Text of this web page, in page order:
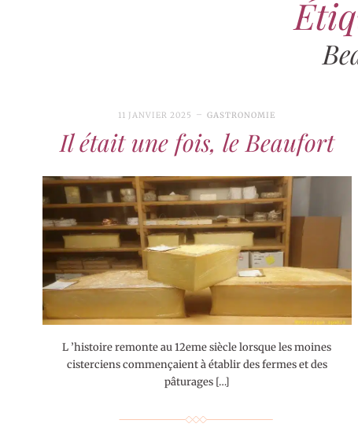
11 JANVIER 2025 GASTRONOMIE
Il était une fois, le Beaufort
L ’histoire remonte au 12eme siècle lorsque les moines
cisterciens commençaient à établir des fermes et des
pâturages […]